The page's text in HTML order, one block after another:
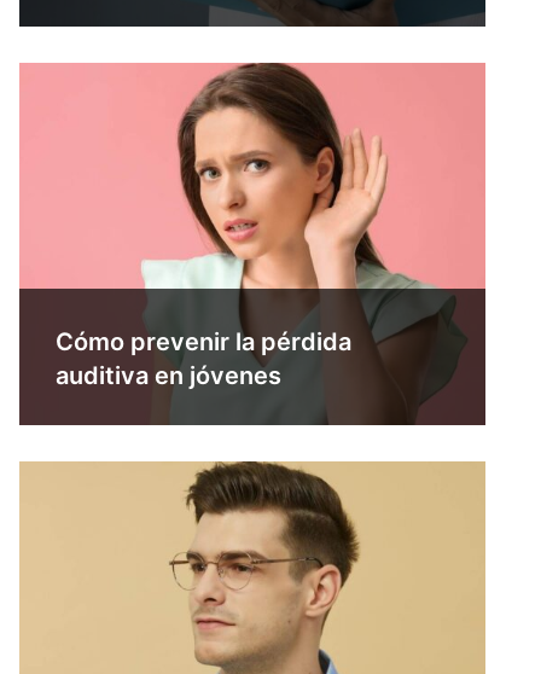
Cómo prevenir la pérdida
auditiva en jóvenes